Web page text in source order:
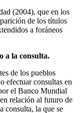
(2004), que en los
de los títulos
a foráneos
a la consulta.
de los pueblos
efectuar consultas en
el Banco Mundial
relación al futuro de
consulta, la que se